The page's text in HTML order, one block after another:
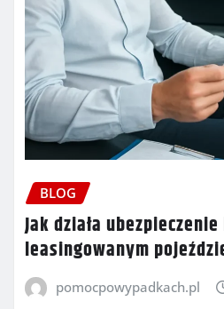
BLOG
Jak działa
leasingowanym
pomocpowypadkach.pl